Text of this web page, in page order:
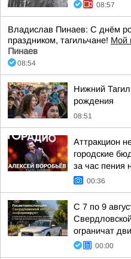
08:57
Владислав Пинаев: С днём
праздником, тагильчане! Мой
Пинаев
08:54
Нижний
рождения
08:51
Аттракцион
городские
за час пения
00:36
С 7 по 9
ограничат
00:00